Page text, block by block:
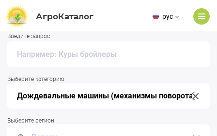
АгроКаталог рус
Введите запрос
Выберите категорию
Выберите регион